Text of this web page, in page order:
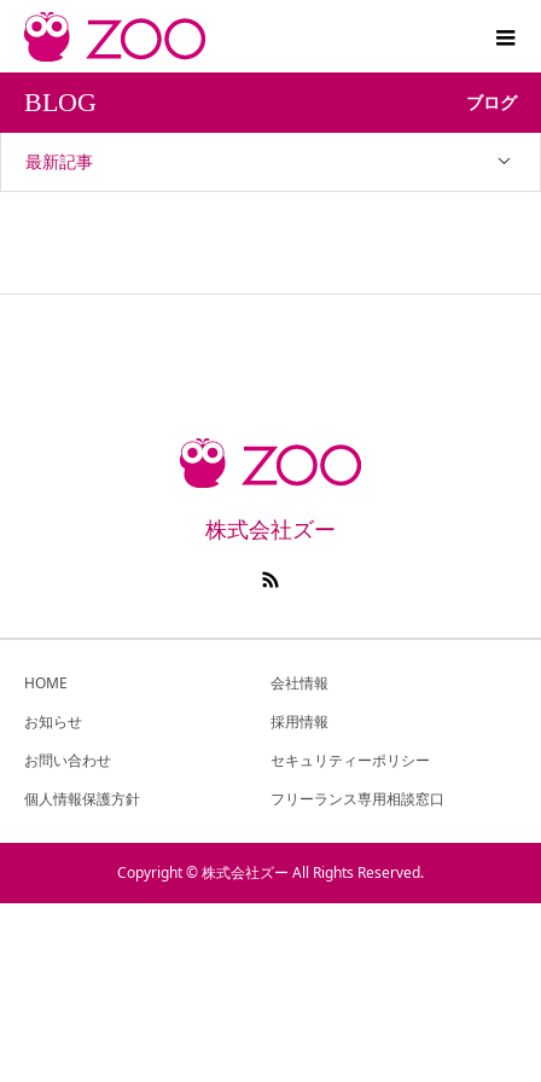
BLOG ブログ
最新記事
株式会社ズー
HOME
会社情報
お知らせ
採用情報
お問い合わせ
セキュリティーポリシー
個人情報保護方針
フリーランス専用相談窓口
Copyright © 株式会社ズー All Rights Reserved.